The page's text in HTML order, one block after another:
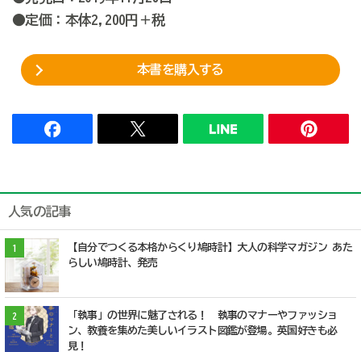
●定価：本体2,200円＋税
本書を購入する
人気の記事
1
【自分でつくる本格からくり鳩時計】大人の科学マガジン あた
らしい鳩時計、発売
2
「執事」の世界に魅了される！ 執事のマナーやファッショ
ン、教養を集めた美しいイラスト図鑑が登場。英国好きも必
見！